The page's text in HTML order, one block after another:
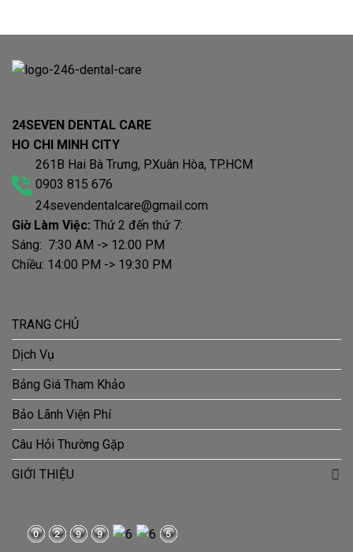
24SEVEN DENTAL CARE
HO CHI MINH CITY
261B Hai Bà Trưng, P.Xuân Hòa, TP.HCM
0903 815 676
24sevendentalcare@gmail.com
Giờ Làm Việc: Thứ 2 đến thứ 7:
Sáng: 7:30 AM -> 12:00 PM
Chiều: 14:00 PM -> 19:30 PM
TRANG CHỦ
Dịch Vụ
Bảng Giá Tham Khảo
Bảo Lãnh Viện Phí
Câu Hỏi Thường Gặp
GIỚI THIỆU